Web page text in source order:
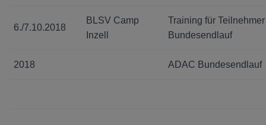
6./7.10.2018
BLSV Camp
Inzell
Training für Teilnehmer
Bundesendlauf
2018 ADAC Bundesendlauf